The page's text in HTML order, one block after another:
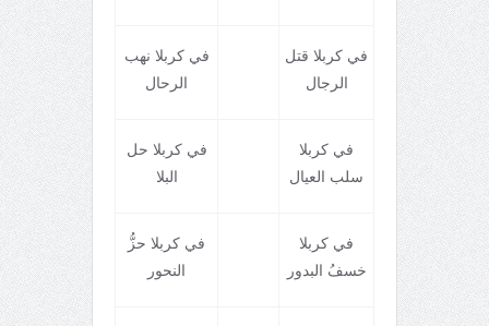
في کربلا قتل
الرجال
في کربلا نهب
الرحال
في کربلا
سلب العيال
في کربلا حل
البلا
في کربلا
خسفُ البدور
في کربلا حزُّ
النحور